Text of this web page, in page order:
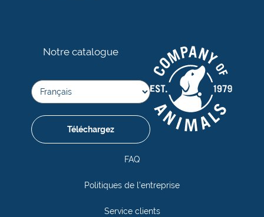
FAQ
Politiques de l’entreprise
Service clients
Notre catalogue
Téléchargez